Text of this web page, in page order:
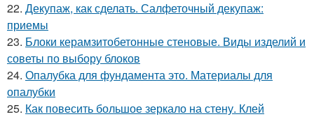
22. Декупаж, как сделать. Салфеточный декупаж:
приемы
23. Блоки керамзитобетонные стеновые. Виды изделий и
советы по выбору блоков
24. Опалубка для фундамента это. Материалы для
опалубки
25. Как повесить большое зеркало на стену. Клей